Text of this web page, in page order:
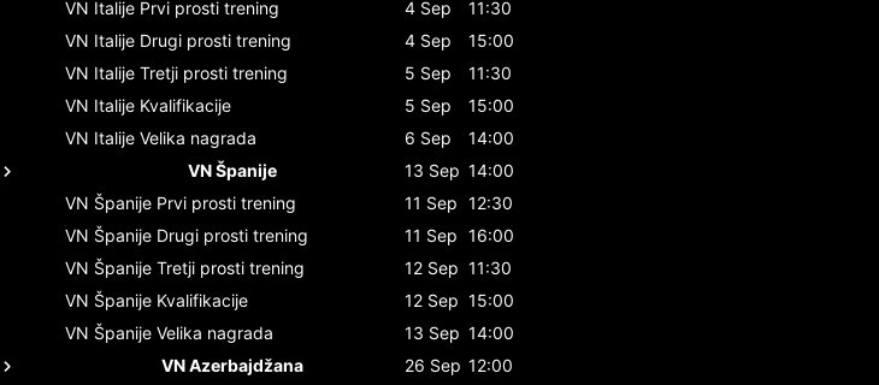
VN Italije Prvi prosti trening 4 Sep
11:30
VN Italije Drugi prosti trening 4 Sep
15:00
VN Italije Tretji prosti trening 5 Sep
11:30
VN Italije Kvalifikacije 5 Sep
15:00
VN Italije Velika nagrada 6 Sep
14:00
VN Španije
13 Sep 14:00
VN Španije Prvi prosti trening 11 Sep 12:30
VN Španije Drugi prosti trening 11 Sep 16:00
VN Španije Tretji prosti trening 12 Sep 11:30
VN Španije Kvalifikacije 12 Sep 15:00
VN Španije Velika nagrada 13 Sep 14:00
VN Azerbajdžana
26 Sep 12:00